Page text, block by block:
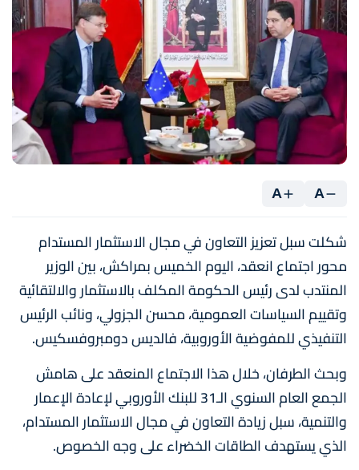
A
A
شكلت سبل تعزيز التعاون في مجال الاستثمار المستدام
محور اجتماع انعقد، اليوم الخميس بمراكش، بين الوزير
المنتدب لدى رئيس الحكومة المكلف بالاستثمار والالتقائية
وتقييم السياسات العمومية، محسن الجزولي، ونائب الرئيس
التنفيذي للمفوضية الأوروبية، فالديس دومبروفسكيس.
وبحث الطرفان، خلال هذا الاجتماع المنعقد على هامش
الجمع العام السنوي الـ31 للبنك الأوروبي لإعادة الإعمار
والتنمية، سبل زيادة التعاون في مجال الاستثمار المستدام،
الذي يستهدف الطاقات الخضراء على وجه الخصوص.